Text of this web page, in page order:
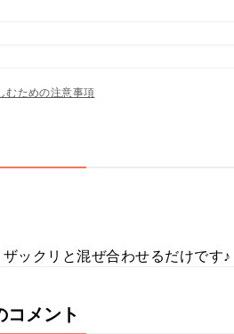
むための注意事項
ックリと混ぜ合わせるだけです♪
コメント